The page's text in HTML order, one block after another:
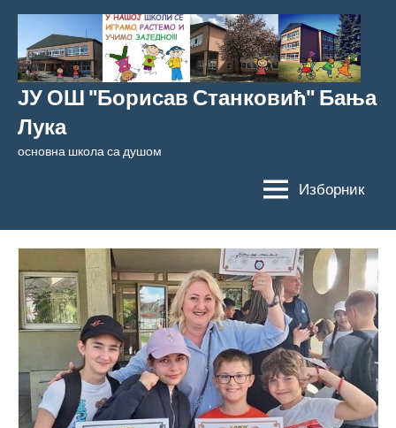
Скочи
садржај
ЈУ ОШ "Борисав Станковић" Бања
Лука
основна школа са душом
Изборник